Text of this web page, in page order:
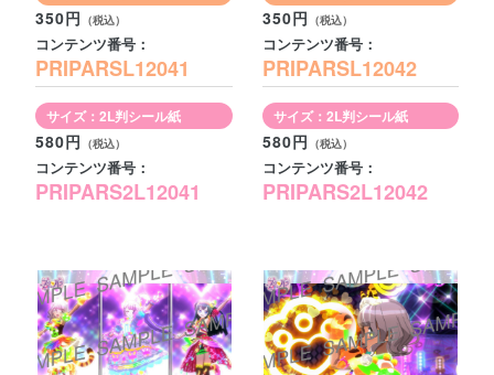
350円
コンテンツ番号：
PRIPARSL12041
サイズ：2L判シール紙
580円
コンテンツ番号：
PRIPARS2L12041
350円
コンテンツ番号：
PRIPARSL12042
サイズ：2L判シール紙
580円
コンテンツ番号：
PRIPARS2L12042